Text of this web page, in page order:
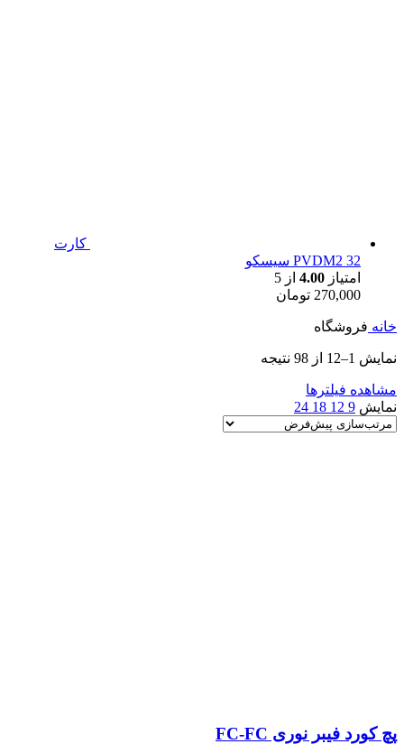
کارت
PVDM2 32 سیسکو
امتیاز 4.00 از 5
270,000 تومان
خانه فروشگاه
نمایش 1–12 از 98 نتیجه
مشاهده فیلترها
نمایش 9
12
18
24
پچ کورد فیبر نوری FC-FC